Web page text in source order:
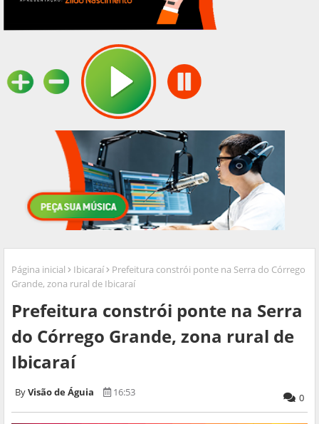
Página inicial Ibicaraí
Prefeitura constrói ponte na Serra do Córrego
Grande, zona rural de Ibicaraí
Prefeitura constrói ponte na Serra
do Córrego Grande, zona rural de
Ibicaraí
Visão de Águia 16:53 0